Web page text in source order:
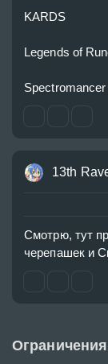
KARDS
Legends of
Spectromancer
13th
Смотрю, тут
черепашек и